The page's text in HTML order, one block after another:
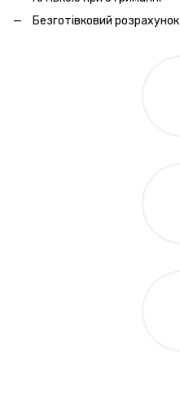
Безготівковий розрахунок